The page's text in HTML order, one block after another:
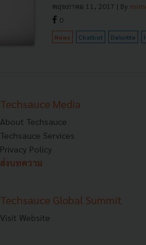
พฤษภาคม 11, 2017 | By
0
News Chatbot Deloitte
Techsauce Media
About Techsauce
Techsauce Services
Privacy Policy
ส่งบทความ
Techsauce Global Summit
Visit Website